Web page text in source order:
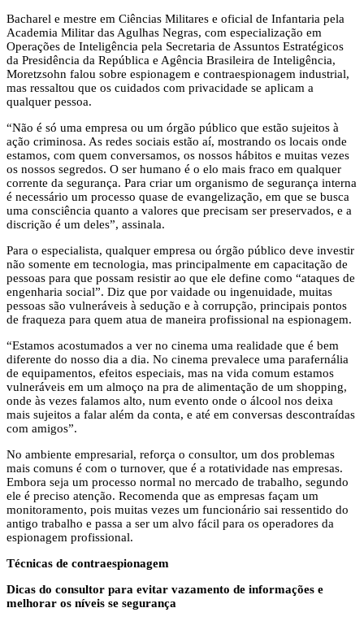
Bacharel e mestre em Ciências Militares e oficial de Infantaria pela
Academia Militar das Agulhas Negras, com especialização em
Operações de Inteligência pela Secretaria de Assuntos Estratégicos
da Presidência da República e Agência Brasileira de Inteligência,
Moretzsohn falou sobre espionagem e contraespionagem industrial,
mas ressaltou que os cuidados com privacidade se aplicam a
qualquer pessoa.
“Não é só uma empresa ou um órgão público que estão sujeitos à
ação criminosa. As redes sociais estão aí, mostrando os locais onde
estamos, com quem conversamos, os nossos hábitos e muitas vezes
os nossos segredos. O ser humano é o elo mais fraco em qualquer
corrente da segurança. Para criar um organismo de segurança interna
é necessário um processo quase de evangelização, em que se busca
uma consciência quanto a valores que precisam ser preservados, e a
discrição é um deles”, assinala.
Para o especialista, qualquer empresa ou órgão público deve investir
não somente em tecnologia, mas principalmente em capacitação de
pessoas para que possam resistir ao que ele define como “ataques de
engenharia social”. Diz que por vaidade ou ingenuidade, muitas
pessoas são vulneráveis à sedução e à corrupção, principais pontos
de fraqueza para quem atua de maneira profissional na espionagem.
“Estamos acostumados a ver no cinema uma realidade que é bem
diferente do nosso dia a dia. No cinema prevalece uma parafernália
de equipamentos, efeitos especiais, mas na vida comum estamos
vulneráveis em um almoço na pra de alimentação de um shopping,
onde às vezes falamos alto, num evento onde o álcool nos deixa
mais sujeitos a falar além da conta, e até em conversas descontraídas
com amigos”.
No ambiente empresarial, reforça o consultor, um dos problemas
mais comuns é com o turnover, que é a rotatividade nas empresas.
Embora seja um processo normal no mercado de trabalho, segundo
ele é preciso atenção. Recomenda que as empresas façam um
monitoramento, pois muitas vezes um funcionário sai ressentido do
antigo trabalho e passa a ser um alvo fácil para os operadores da
espionagem profissional.
Técnicas de contraespionagem
Dicas do consultor para evitar vazamento de informações e
melhorar os níveis se segurança